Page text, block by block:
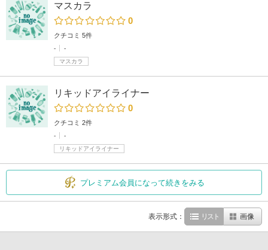
マスカラ
0
クチコミ 5件
-
-
マスカラ
リキッドアイライナー
0
クチコミ 2件
-
-
リキッドアイライナー
プレミアム会員になって続きをみる
表示形式： リスト 画像